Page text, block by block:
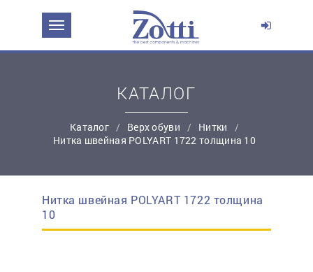
простую регистрацию
КАТАЛОГ
Каталог Верх обуви
Нитки
Нитка швейная POLYART 1722 толщина 10
Нитка швейная POLYART 1722 толщина
10
ЗАДАТЬ ВОПРОС О ПРОДУКТЕ
Эл. почта:*
Контактный телефон:*
Ваш вопрос: